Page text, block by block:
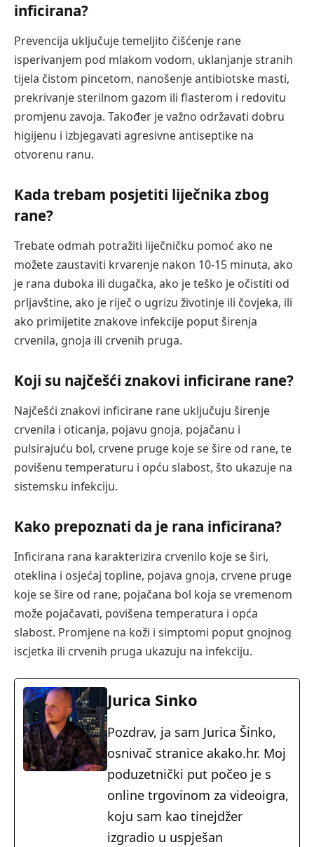
inficirana?
Prevencija uključuje temeljito čišćenje rane
isperivanjem pod mlakom vodom, uklanjanje stranih
tijela čistom pincetom, nanošenje antibiotske masti,
prekrivanje sterilnom gazom ili flasterom i redovitu
promjenu zavoja. Također je važno održavati dobru
higijenu i izbjegavati agresivne antiseptike na
otvorenu ranu.
Kada trebam posjetiti liječnika zbog
rane?
Trebate odmah potražiti liječničku pomoć ako ne
možete zaustaviti krvarenje nakon 10-15 minuta, ako
je rana duboka ili dugačka, ako je teško je očistiti od
prljavštine, ako je riječ o ugrizu životinje ili čovjeka, ili
ako primijetite znakove infekcije poput širenja
crvenila, gnoja ili crvenih pruga.
Koji su najčešći znakovi inficirane rane?
Najčešći znakovi inficirane rane uključuju širenje
crvenila i oticanja, pojavu gnoja, pojačanu i
pulsirajuću bol, crvene pruge koje se šire od rane, te
povišenu temperaturu i opću slabost, što ukazuje na
sistemsku infekciju.
Kako prepoznati da je rana inficirana?
Inficirana rana karakterizira crvenilo koje se širi,
oteklina i osjećaj topline, pojava gnoja, crvene pruge
koje se šire od rane, pojačana bol koja se vremenom
može pojačavati, povišena temperatura i opća
slabost. Promjene na koži i simptomi poput gnojnog
iscjetka ili crvenih pruga ukazuju na infekciju.
Jurica Sinko
Pozdrav, ja sam Jurica Šinko,
osnivač stranice akako.hr. Moj
poduzetnički put počeo je s
online trgovinom za videoigra,
koju sam kao tinejdžer
izgradio u uspješan